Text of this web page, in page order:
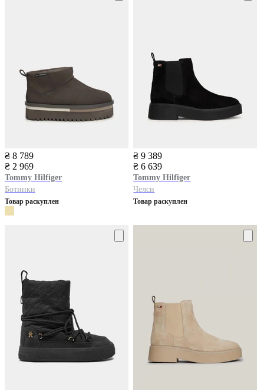
₴ 8 789
₴ 2 969
Tommy Hilfiger
Ботинки
Товар раскуплен
₴ 9 389
₴ 6 639
Tommy Hilfiger
Челси
Товар раскуплен